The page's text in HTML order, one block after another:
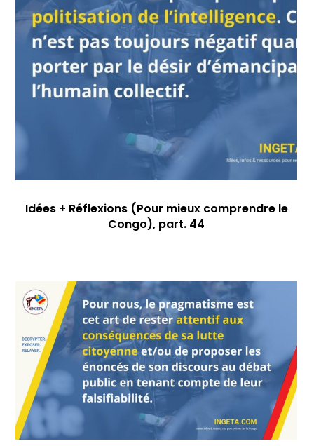
Idées + Réflexions (Pour mieux comprendre le
Congo), part. 44